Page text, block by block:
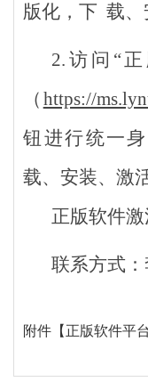
版化，下 载、
2.访问“
（ https://
钮进行统一
载、安装、激
正版软件激
联系方式：
附件【正版软件平